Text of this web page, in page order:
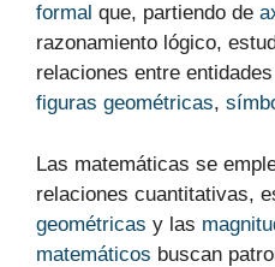
formal que, partiendo de
razonamiento lógico,
relaciones entre
figuras geométricas,
Las matemáticas se
relaciones cuantitativas,
geométricas y las
matemáticos buscan